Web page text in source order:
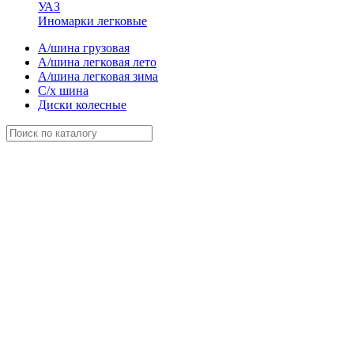
УАЗ
Иномарки легковые
А/шина грузовая
А/шина легковая лето
А/шина легковая зима
С/х шина
Диски колесные